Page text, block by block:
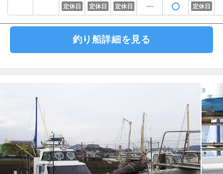
定休日 定休日 定休日 定休日
釣り船詳細を見る